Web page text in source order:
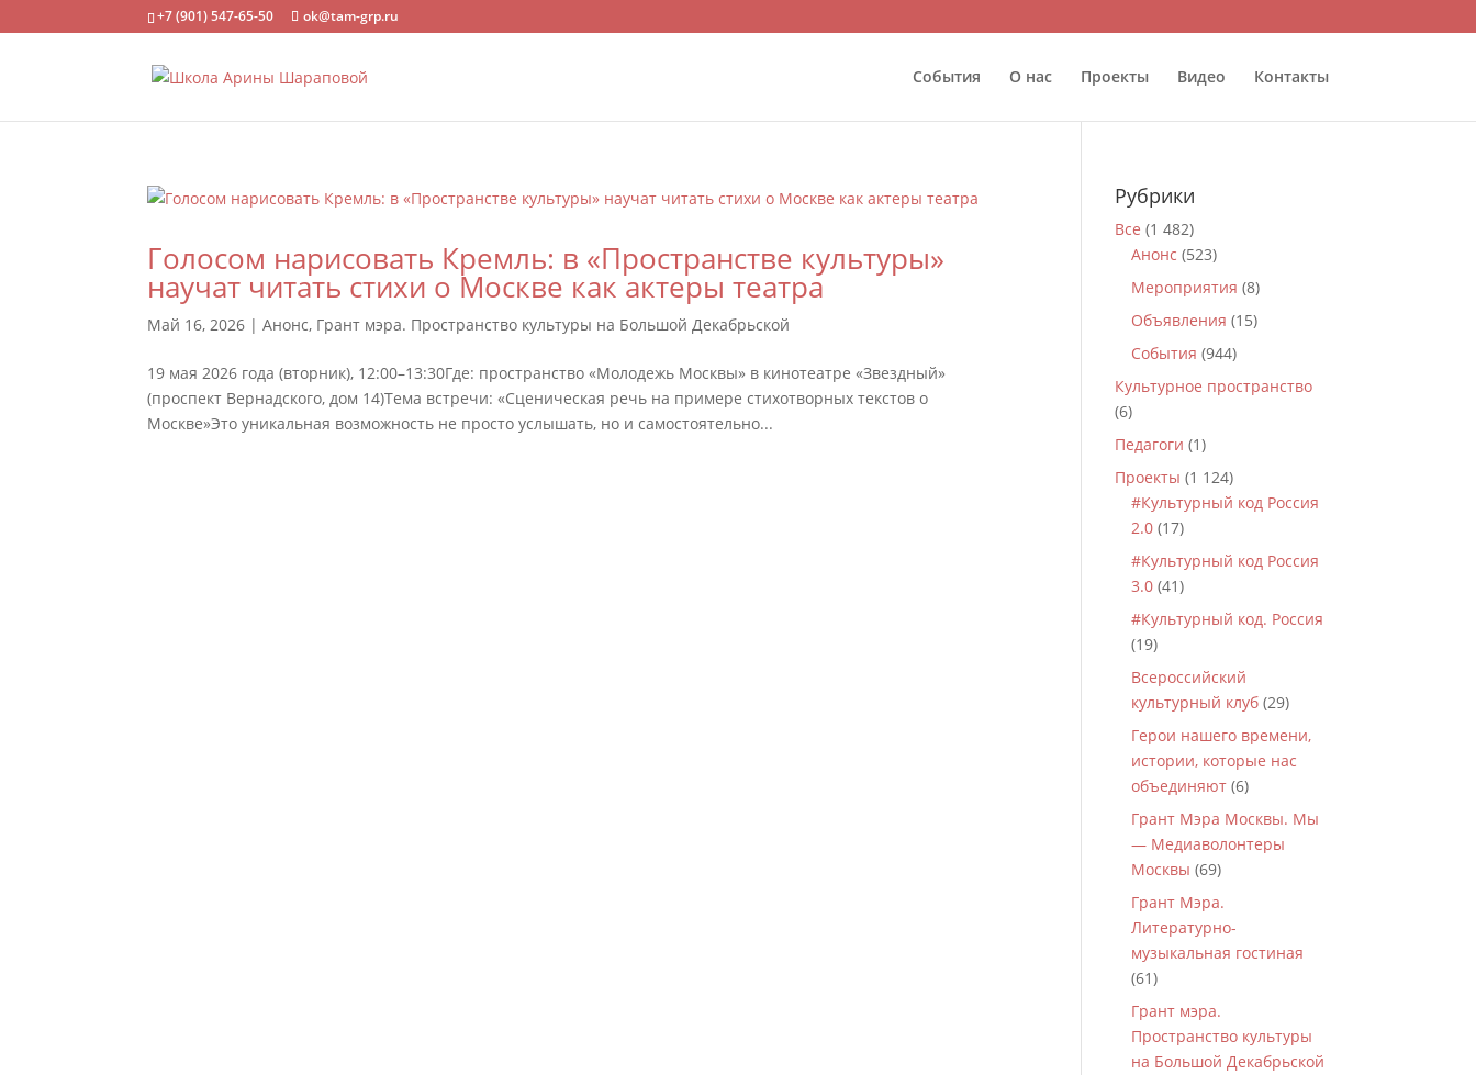
+7 (901) 547-65-50 ok@tam-grp.ru
События О нас Проекты Видео Контакты
Голосом нарисовать Кремль: в «Пространстве культуры»
научат читать стихи о Москве как актеры театра
Май 16, 2026 |Анонс, Грант мэра. Пространство культуры на Большой Декабрьской
19 мая 2026 года (вторник), 12:00–13:30Где: пространство «Молодежь Москвы» в кинотеатре «Звездный»
(проспект Вернадского, дом 14)Тема встречи: «Сценическая речь на примере стихотворных текстов о
Москве»Это уникальная возможность не просто услышать, но и самостоятельно...
Рубрики
Все (1 482)
Анонс (523)
Мероприятия (8)
Объявления (15)
События (944)
Культурное пространство
(6)
Педагоги (1)
Проекты (1 124)
#Культурный код Россия
2.0 (17)
#Культурный код Россия
3.0 (41)
#Культурный код. Россия
(19)
Всероссийский
культурный клуб (29)
Герои нашего времени,
истории, которые нас
объединяют (6)
Грант Мэра Москвы. Мы
— Медиаволонтеры
Москвы (69)
Грант Мэра.
Литературно-
музыкальная гостиная
(61)
Грант мэра.
Пространство культуры
на Большой Декабрьской